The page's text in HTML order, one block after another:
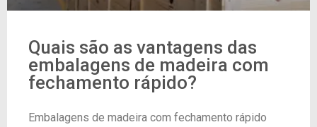
Quais são as vantagens das
embalagens de madeira com
fechamento rápido?
Embalagens de madeira com fechamento rápido